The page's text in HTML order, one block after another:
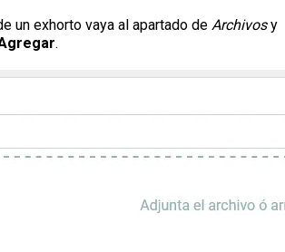
un exhorto vaya al apartado de Archivosy
.